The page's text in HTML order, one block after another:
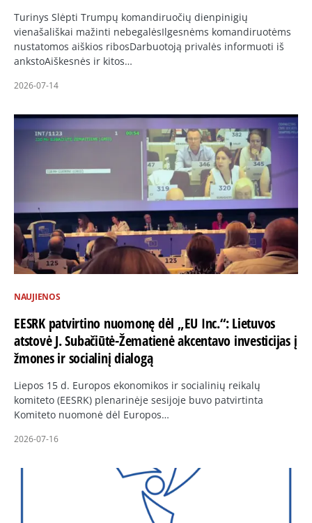
Turinys Slėpti Trumpų komandiruočių dienpinigių
vienašališkai mažinti nebegalėsIlgesnėms komandiruotėms
nustatomos aiškios ribosDarbuotoją privalės informuoti iš
ankstoAiškesnės ir kitos…
2026-07-14
NAUJIENOS
EESRK patvirtino nuomonę dėl „EU Inc.“: Lietuvos
atstovė J. Subačiūtė-Žematienė akcentavo investicijas į
žmones ir socialinį dialogą
Liepos 15 d. Europos ekonomikos ir socialinių reikalų
komiteto (EESRK) plenarinėje sesijoje buvo patvirtinta
Komiteto nuomonė dėl Europos…
2026-07-16